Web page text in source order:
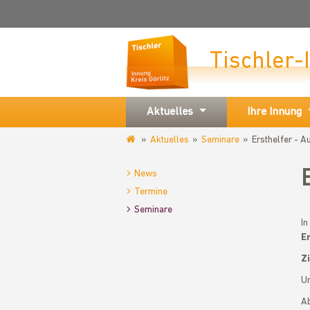
Tischler-
Aktuelles Ihre Innung
goerlitz.de
Aktuelles Seminare Ersthelfer -
News
Termine
Seminare